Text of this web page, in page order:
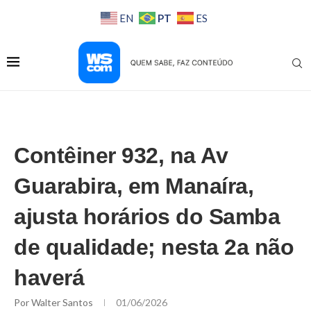
EN PT ES
Contêiner 932, na Av
Guarabira, em Manaíra,
ajusta horários do Samba
de qualidade; nesta 2a não
haverá
PorWalter Santos 01/06/2026